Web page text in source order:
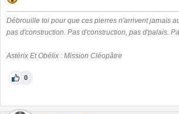
Débrouille toi pour que ces pierres n'arrivent jamais
pas d'construction. Pas d'construction, pas d'palais.
Astérix Et Obélix : Mission Cléopâtre
0